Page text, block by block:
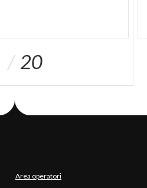
20
Area operatori